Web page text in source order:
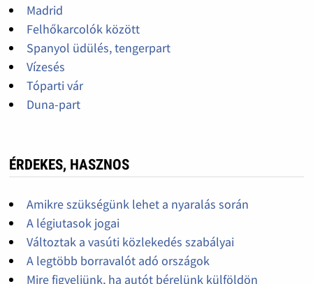
Madrid
Felhőkarcolók között
Spanyol üdülés, tengerpart
Vízesés
Tóparti vár
Duna-part
ÉRDEKES, HASZNOS
Amikre szükségünk lehet a nyaralás során
A légiutasok jogai
Változtak a vasúti közlekedés szabályai
A legtöbb borravalót adó országok
Mire figyeljünk, ha autót bérelünk külföldön